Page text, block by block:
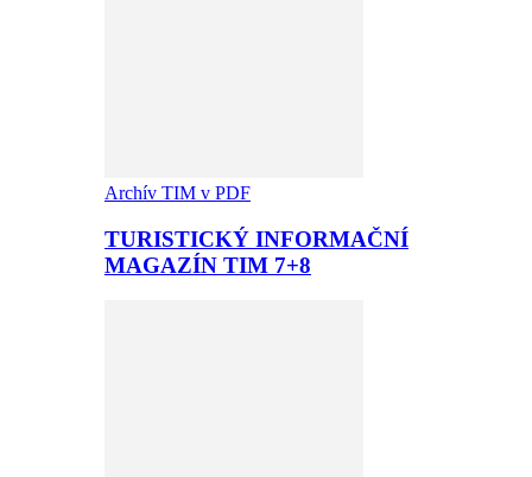
Archív TIM v PDF
TURISTICKÝ INFORMAČNÍ
MAGAZÍN TIM 7+8